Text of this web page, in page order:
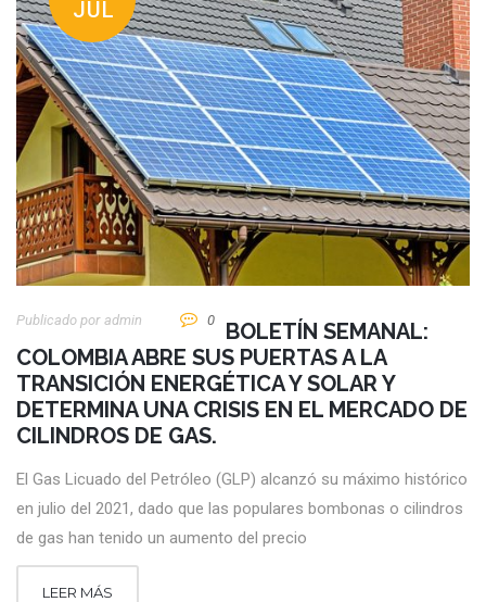
JUL
Publicado por Admin 0
BOLETÍN SEMANAL:
COLOMBIA ABRE SUS PUERTAS A LA
TRANSICIÓN ENERGÉTICA Y SOLAR Y
DETERMINA UNA CRISIS EN EL MERCADO DE
CILINDROS DE GAS.
El Gas Licuado del Petróleo (GLP) alcanzó su máximo histórico
en julio del 2021, dado que las populares bombonas o cilindros
de gas han tenido un aumento del precio
LEER MÁS